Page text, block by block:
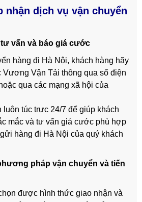
nhận dịch vụ vận chuyển
vấn và báo giá cước
hàng đi Hà Nội, khách hàng hãy
Vương Vận Tải thông qua số điện
qua các mạng xã hội của
luôn túc trực 24/7 để giúp khách
mắc và tư vấn giá cước phù hợp
hàng đi Hà Nội của quý khách
pháp vận chuyển và tiến
được hình thức giao nhận và